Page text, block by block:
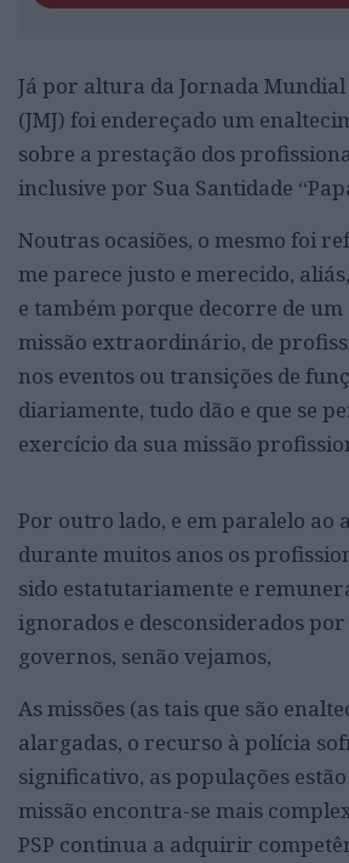
Já por altura da Jornada Mundial
(JMJ) foi endereçado um
sobre a prestação dos
inclusive por Sua Santidade
Noutras ocasiões, o mesmo foi
me parece justo e merecido,
e também porque decorre de
missão extraordinário, de
nos eventos ou transições de
diariamente, tudo dão e que se
exercício da sua missão
Por outro lado, e em paralelo ao
durante muitos anos os
sido estatutariamente e
ignorados e desconsiderados por
governos, senão vejamos,
As missões (as tais que são
alargadas, o recurso à polícia
significativo, as populações
missão encontra-se mais
PSP continua a adquirir